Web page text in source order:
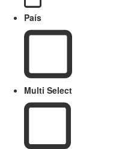
País
Multi Select